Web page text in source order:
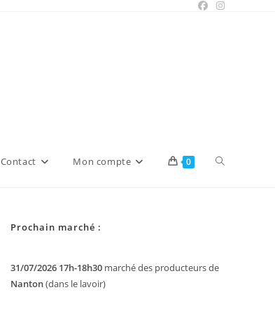
Contact Mon compte 0 Toggle
search
Prochain marché :
31/07/2026 17h-18h30 marché des producteurs de
Nanton(dans le lavoir)